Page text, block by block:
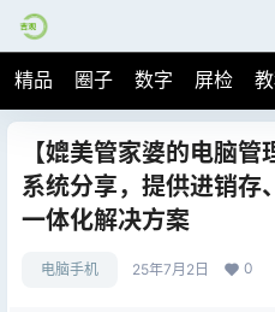
精品 圈子 数字 屏检
【媲美管家婆的电脑
系统分享，提供进销存
一体化解决方案
电脑手机 25年7月2日 0